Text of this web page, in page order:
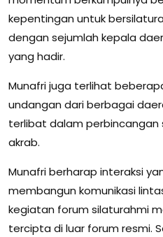
kepentingan untuk
dengan sejumlah kepala
yang hadir.
Munafri juga terlihat
undangan dari berbagai
terlibat dalam perbincangan
akrab.
Munafri berharap interaksi
membangun komunikasi
kegiatan forum silaturahmi
tercipta di luar forum resmi.